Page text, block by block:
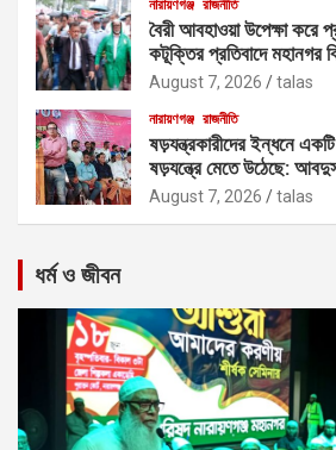
নারায়ণগঞ্জ রাজনীতি
বৈরী আবহাওয়া উপেক্ষা করে
কটূক্তির প্রতিবাদে মহানগর
August 7, 2026 talas
নারায়ণগঞ্জ রাজনীতি
ষড়যন্ত্রকারীদের ইন্ধনে
ষড়যন্ত্রে মেতে উঠেছে:
August 7, 2026 talas
ধর্ম ও জীবন